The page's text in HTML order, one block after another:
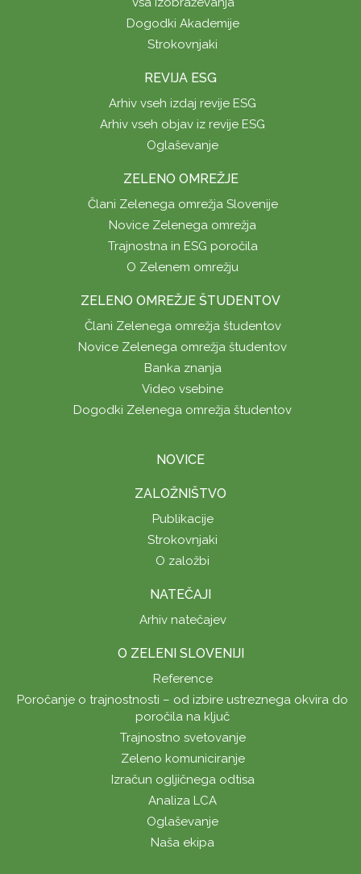
Dogodki Akademije
Strokovnjaki
REVIJA ESG
Arhiv vseh izdaj revije ESG
Arhiv vseh objav iz revije ESG
Oglaševanje
ZELENO OMREŽJE
Člani Zelenega omrežja Slovenije
Novice Zelenega omrežja
Trajnostna in ESG poročila
O Zelenem omrežju
ZELENO OMREŽJE ŠTUDENTOV
Člani Zelenega omrežja študentov
Novice Zelenega omrežja študentov
Banka znanja
Video vsebine
Dogodki Zelenega omrežja študentov
NOVICE
ZALOŽNIŠTVO
Publikacije
Strokovnjaki
O založbi
NATEČAJI
Arhiv natečajev
O ZELENI SLOVENIJI
Reference
Poročanje o trajnostnosti – od izbire ustreznega okvira do
poročila na ključ
Trajnostno svetovanje
Zeleno komuniciranje
Izračun ogljičnega odtisa
Analiza LCA
Oglaševanje
Naša ekipa